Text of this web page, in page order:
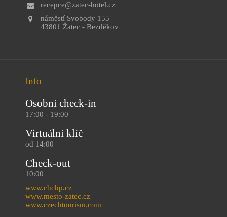
recepce@zatec-hotel.cz
náměstí Svobody 155
43801 Žatec - Bezděkov
Info
Osobní check-in
17:00 - 19:00
Virtuální klíč
od 14:00
Check-out
10:00
www.chchp.cz
www.mesto-zatec.cz
www.czechtourism.com